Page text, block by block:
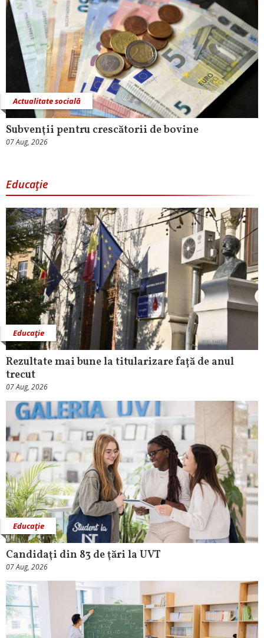
Actualitate socială
Subvenţii pentru crescătorii de bovine
07 Aug, 2026
Educaţie
Educaţie
Rezultate mai bune la titularizare față de anul
trecut
07 Aug, 2026
Educaţie
Candidaţi din 83 de ţări la UVT
07 Aug, 2026